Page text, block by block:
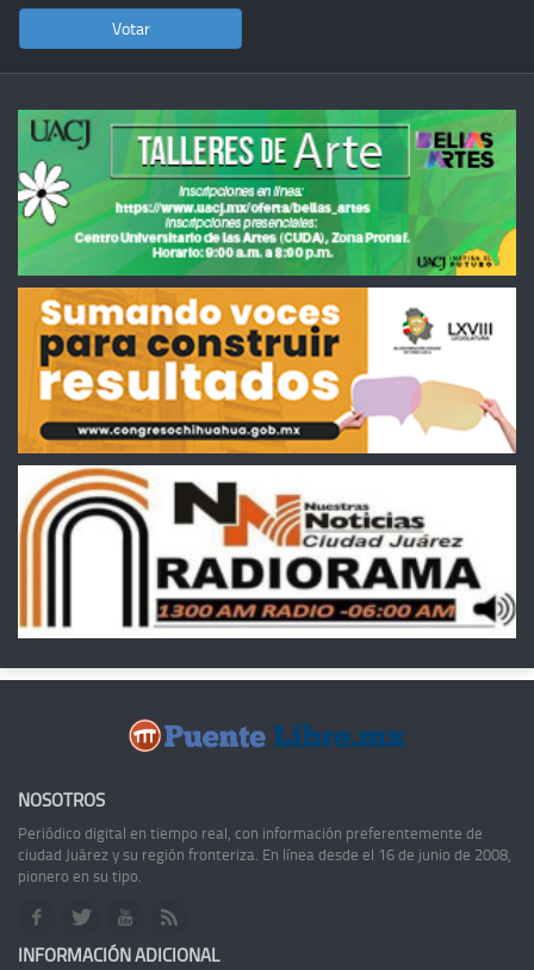
NOSOTROS
Periódico digital en tiempo real, con información preferentemente de
ciudad Juárez y su región fronteriza. En línea desde el 16 de junio de 2008,
pionero en su tipo.
INFORMACIÓN ADICIONAL